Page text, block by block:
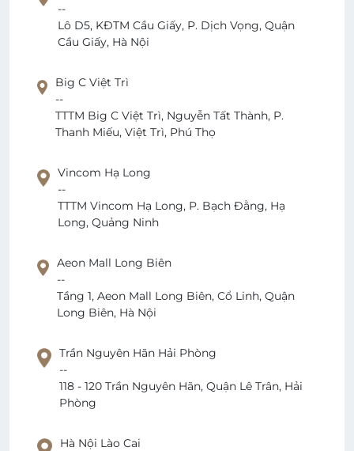
--
Lô D5, KĐTM Cầu Giấy, P. Dịch Vọng, Quận
Cầu Giấy, Hà Nội
Big C Việt Trì
--
TTTM Big C Việt Trì, Nguyễn Tất Thành, P.
Thanh Miếu, Việt Trì, Phú Thọ
Vincom Hạ Long
--
TTTM Vincom Hạ Long, P. Bạch Đằng, Hạ
Long, Quảng Ninh
Aeon Mall Long Biên
--
Tầng 1, Aeon Mall Long Biên, Cổ Linh, Quận
Long Biên, Hà Nội
Trần Nguyên Hãn Hải Phòng
--
118 - 120 Trần Nguyên Hãn, Quận Lê Trân, Hải
Phòng
Hà Nội Lào Cai